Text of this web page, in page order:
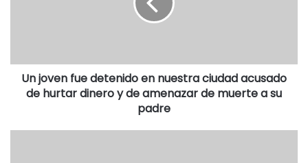
Destacadas
Un joven fue detenido en nuestra ciudad acusado
de hurtar dinero y de amenazar de muerte a su
padre